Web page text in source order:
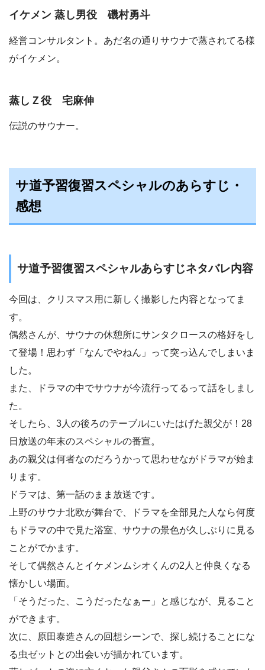
イケメン 蒸し男役 磯村勇斗
経営コンサルタント。あだ名の通りサウナで蒸されてる様
がイケメン。
蒸しＺ役 宅麻伸
伝説のサウナー。
サ道予習復習スペシャルのあらすじ・
感想
サ道予習復習スペシャルあらすじネタバレ内容
今回は、クリスマス用に新しく撮影した内容となってま
す。
偶然さんが、サウナの休憩所にサンタクロースの格好をし
て登場！思わず「なんでやねん」って突っ込んでしまいま
した。
また、ドラマの中でサウナが今流行ってるって話をしまし
た。
そしたら、3人の後ろのテーブルにいたはげた親父が！28
日放送の年末のスペシャルの番宣。
あの親父は何者なのだろうかって思わせながドラマが始ま
ります。
ドラマは、第一話のまま放送です。
上野のサウナ北欧が舞台で、ドラマを全部見た人なら何度
もドラマの中で見た浴室、サウナの景色が久しぶりに見る
ことがでかます。
そして偶然さんとイケメンムシオくんの2人と仲良くなる
懐かしい場面。
「そうだった、こうだったなぁー」と感じなが、見ること
ができます。
次に、原田泰造さんの回想シーンで、探し続けることにな
る虫ゼットとの出会いが描かれています。